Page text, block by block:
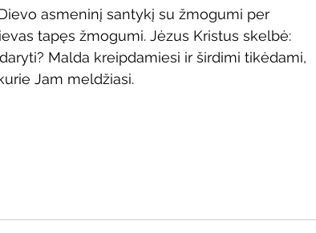
asmeninį santykį su žmogumi per
tapęs žmogumi. Jėzus Kristus skelbė:
Malda kreipdamiesi ir širdimi tikėdami,
Jam meldžiasi.